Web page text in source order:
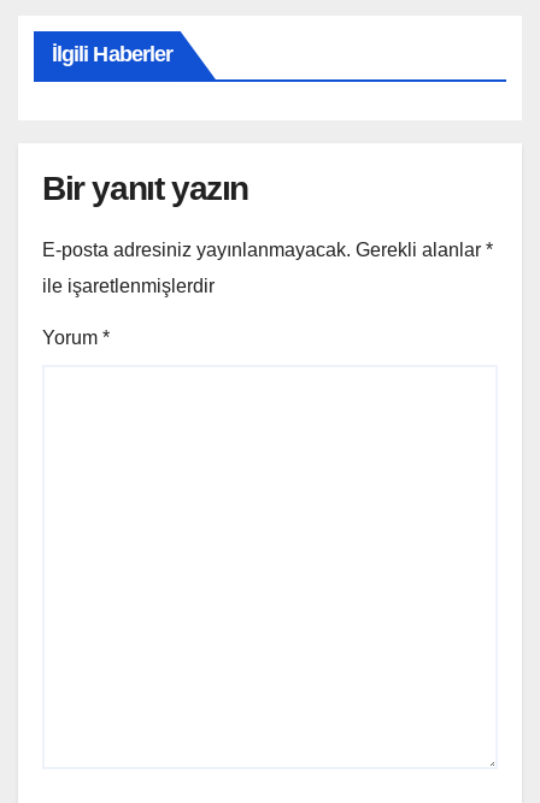
İlgili Haberler
Bir yanıt yazın
E-posta adresiniz yayınlanmayacak. Gerekli alanlar *
ile işaretlenmişlerdir
Yorum *